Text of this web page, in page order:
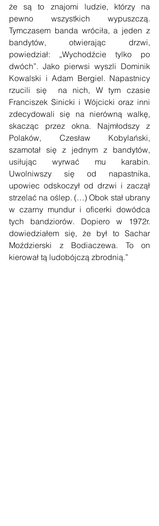
że są to znajomi ludzie, którzy na
pewno wszystkich wypuszczą.
Tymczasem banda wróciła, a jeden z
bandytów, otwierając drzwi,
powiedział: „Wychodźcie tylko po
dwóch”. Jako pierwsi wyszli Dominik
Kowalski i Adam Bergiel. Napastnicy
rzucili się  na nich, W tym czasie
Franciszek Sinicki i Wójcicki oraz inni
zdecydowali się na nierówną walkę,
skacząc przez okna. Najmłodszy z
Polaków, Czesław Kobylański,
szamotał się z jednym z bandytów,
usiłując wyrwać mu karabin.
Uwolniwszy się od napastnika,
upowiec odskoczył od drzwi i zaczął
strzelać na oślep. (…) Obok stał ubrany
w czarny mundur i oficerki dowódca
tych bandziorów. Dopiero w 1972r.
dowiedziałem się, że był to Sachar
Moździerski z Bodiaczewa. To on
kierował tą ludobójczą zbrodnią.”